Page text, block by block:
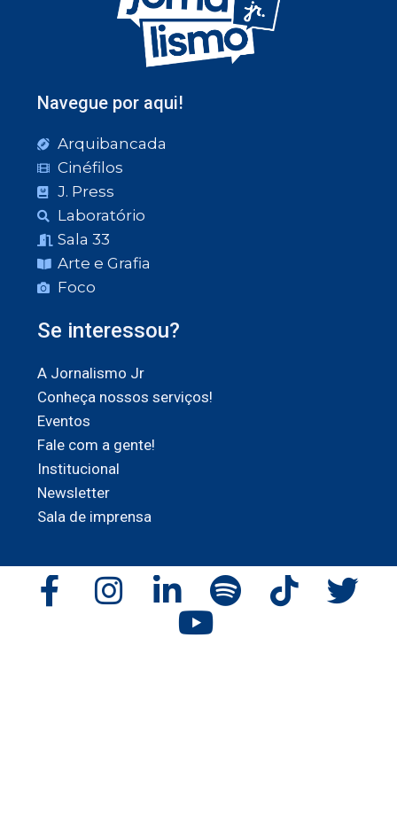
Navegue por aqui!
Arquibancada
Cinéfilos
J. Press
Laboratório
Sala 33
Arte e Grafia
Foco
Se interessou?
A Jornalismo Jr
Conheça nossos serviços!
Eventos
Fale com a gente!
Institucional
Newsletter
Sala de imprensa